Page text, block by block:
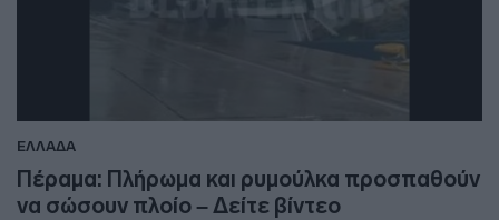
ΕΛΛΑΔΑ
Πέραμα: Πλήρωμα και ρυμούλκα προσπαθούν
να σώσουν πλοίο – Δείτε βίντεο